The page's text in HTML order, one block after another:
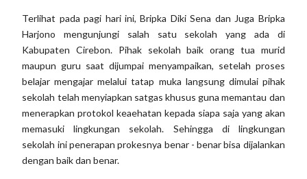
Terlihat pada pagi hari ini, Bripka Diki Sena dan Juga Bripka
Harjono mengunjungi salah satu sekolah yang ada di
Kabupaten Cirebon. Pihak sekolah baik orang tua murid
maupun guru saat dijumpai menyampaikan, setelah proses
belajar mengajar melalui tatap muka langsung dimulai pihak
sekolah telah menyiapkan satgas khusus guna memantau dan
menerapkan protokol keaehatan kepada siapa saja yang akan
memasuki lingkungan sekolah. Sehingga di lingkungan
sekolah ini penerapan prokesnya benar - benar bisa dijalankan
dengan baik dan benar.